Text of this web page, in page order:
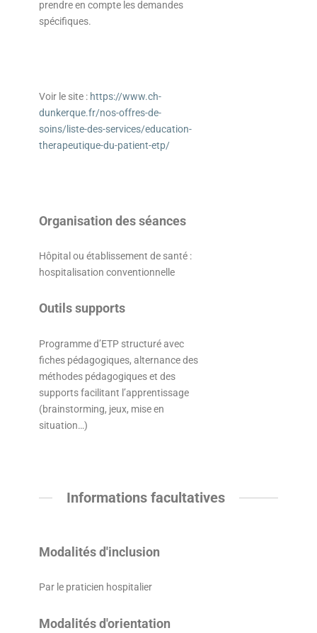
prendre en compte les demandes
spécifiques.
Voir le site : https://www.ch-
dunkerque.fr/nos-offres-de-
soins/liste-des-services/education-
therapeutique-du-patient-etp/
Organisation des séances
Hôpital ou établissement de santé :
hospitalisation conventionnelle
Outils supports
Programme d’ETP structuré avec
fiches pédagogiques, alternance des
méthodes pédagogiques et des
supports facilitant l’apprentissage
(brainstorming, jeux, mise en
situation…)
Informations facultatives
Modalités d'inclusion
Par le praticien hospitalier
Modalités d'orientation